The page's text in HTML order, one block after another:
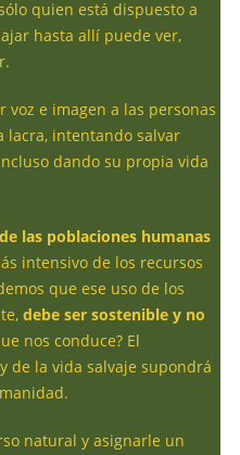
quien está dispuesto a
hasta allí puede ver,
voz e imagen a las personas
lacra, intentando salvar
dando su propia vida
las poblaciones humanas
intensivo de los recursos
que ese uso de los
debe ser sostenible y no
nos conduce? El
de la vida salvaje supondrá
natural y asignarle un